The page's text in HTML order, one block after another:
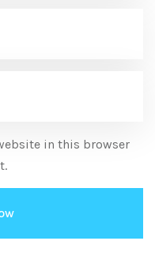
in this browser